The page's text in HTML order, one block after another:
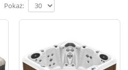
Pokaż: